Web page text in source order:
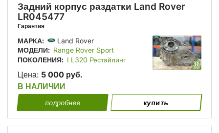
Задний корпус раздатки Land Rover
LR045477
Гарантия
МАРКА:
Land Rover
МОДЕЛИ: Range Rover Sport
ПОКОЛЕНИЯ: I L320 Рестайлинг
Цена: 5 000 руб.
В НАЛИЧИИ
подробнее купить